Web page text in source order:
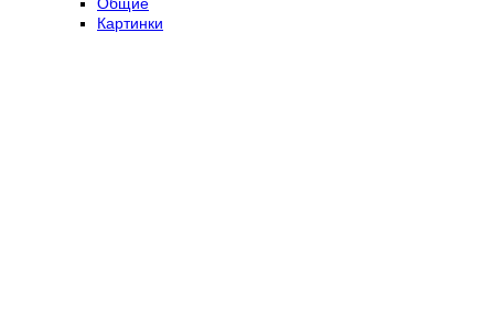
Общие
Картинки